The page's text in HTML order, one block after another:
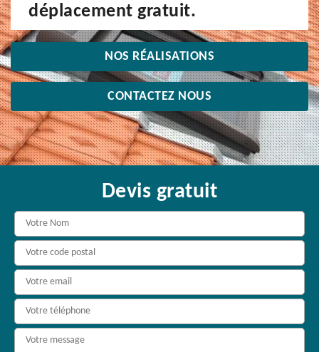
déplacement gratuit.
NOS RÉALISATIONS
CONTACTEZ NOUS
Devis gratuit